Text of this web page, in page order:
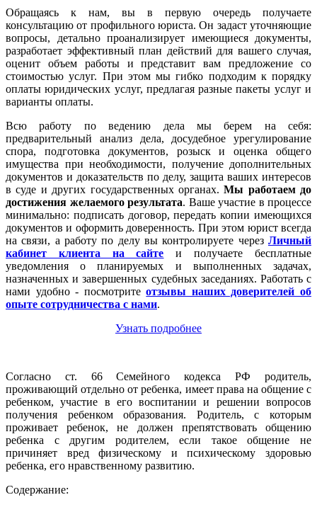
Обращаясь к нам, вы в первую очередь получаете
консультацию от профильного юриста. Он задаст уточняющие
вопросы, детально проанализирует имеющиеся документы,
разработает эффективный план действий для вашего случая,
оценит объем работы и представит вам предложение со
стоимостью услуг. При этом мы гибко подходим к порядку
оплаты юридических услуг, предлагая разные пакеты услуг и
варианты оплаты.
Всю работу по ведению дела мы берем на себя:
предварительный анализ дела, досудебное урегулирование
спора, подготовка документов, розыск и оценка общего
имущества при необходимости, получение дополнительных
документов и доказательств по делу, защита ваших интересов
в суде и других государственных органах.Мы работаем до
достижения желаемого результата. Ваше участие в процессе
минимально: подписать договор, передать копии имеющихся
документов и оформить доверенность. При этом юрист всегда
на связи, а работу по делу вы контролируете через Личный
кабинет клиента на сайте и получаете бесплатные
уведомления о планируемых и выполненных задачах,
назначенных и завершенных судебных заседаниях. Работать с
нами удобно - посмотритеотзывы наших доверителей об
опыте сотрудничества с нами.
Узнать подробнее
Согласно ст. 66 Семейного кодекса РФ родитель,
проживающий отдельно от ребенка, имеет права на общение с
ребенком, участие в его воспитании и решении вопросов
получения ребенком образования. Родитель, с которым
проживает ребенок, не должен препятствовать общению
ребенка с другим родителем, если такое общение не
причиняет вред физическому и психическому здоровью
ребенка, его нравственному развитию.
Содержание: